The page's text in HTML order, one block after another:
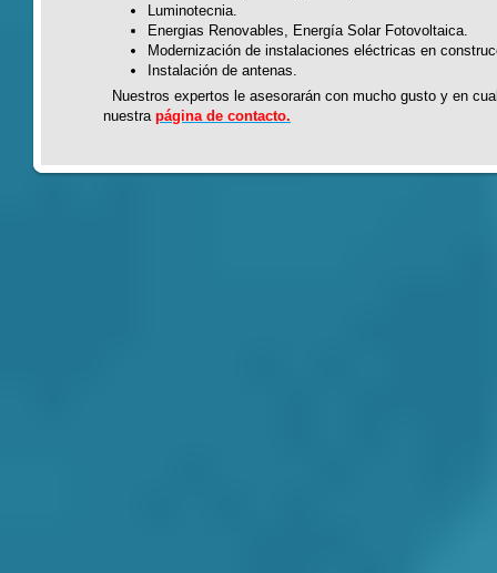
Luminotecnia.
Energias Renovables, Energía Solar Fotovoltaica.
Modernización de instalaciones eléctricas en
Instalación de antenas.
Nuestros expertos le asesorarán con mucho gusto y en
nuestra página de contacto.